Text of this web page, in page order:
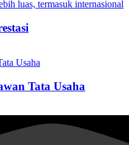
Tata Usaha